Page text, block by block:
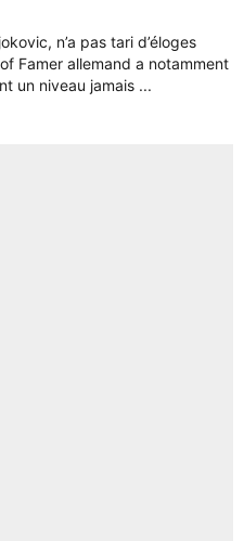
n’a pas tari d’éloges
Famer allemand a notamment
un niveau jamais ...